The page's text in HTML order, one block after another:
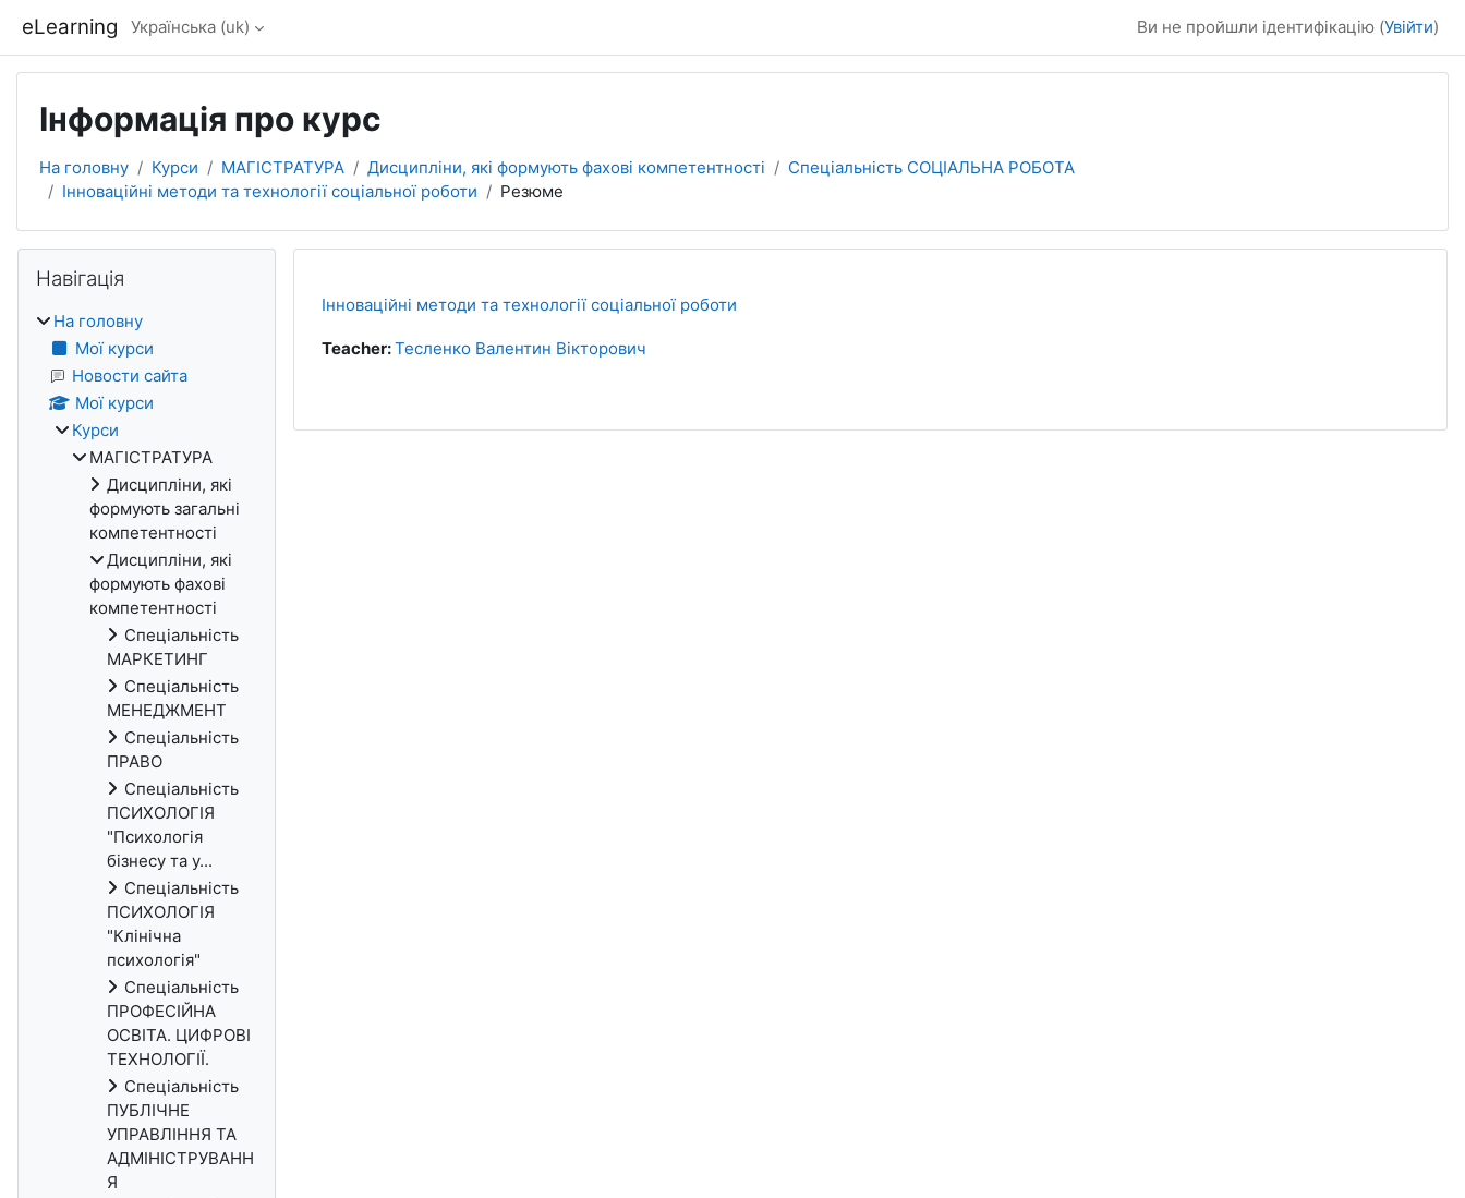
eLearning Українська ‎(uk)‎ Ви не пройшли ідентифікацію (Увійти)
Інформація про курс
На головну Курси МАГІСТРАТУРА Дисципліни, які формують фахові компетентності
Спеціальність СОЦІАЛЬНА РОБОТА
Інноваційні методи та технології соціальної роботи
Резюме
Інноваційні методи та технології соціальної роботи
Teacher:Тесленко Валентин Вікторович
Блоки
Навігація
На головну
Мої курси
Новости сайта
Мої курси
Курси
МАГІСТРАТУРА
Дисципліни, які
формують загальні
компетентності
Дисципліни, які
формують фахові
компетентності
Спеціальність
МАРКЕТИНГ
Спеціальність
МЕНЕДЖМЕНТ
Спеціальність
ПРАВО
Спеціальність
ПСИХОЛОГІЯ
"Психологія
бізнесу та у...
Спеціальність
ПСИХОЛОГІЯ
"Клінічна
психологія"
Спеціальність
ПРОФЕСІЙНА
ОСВІТА. ЦИФРОВІ
ТЕХНОЛОГІЇ.
Спеціальність
ПУБЛІЧНЕ
УПРАВЛІННЯ ТА
АДМІНІСТРУВАНН
Я